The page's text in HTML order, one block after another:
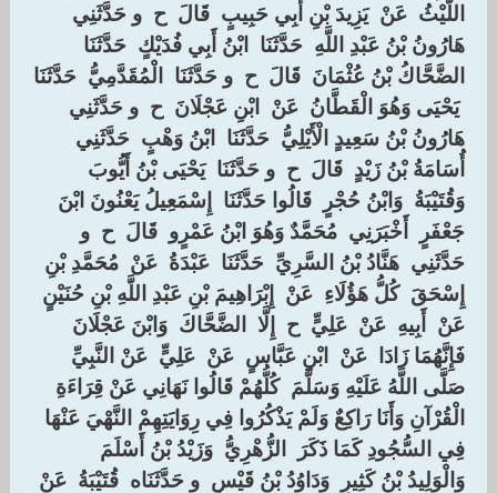
‏اللَّيْثُ ‏ ‏عَنْ ‏ ‏يَزِيدَ بْنِ أَبِي حَبِيبٍ ‏ ‏قَالَ ‏ ‏ح ‏ ‏و حَدَّثَنِي ‏
‏هَارُونُ بْنُ عَبْدِ اللَّهِ ‏ ‏حَدَّثَنَا ‏ ‏ابْنُ أَبِي فُدَيْكٍ ‏ ‏حَدَّثَنَا ‏
‏الضَّحَّاكُ بْنُ عُثْمَانَ ‏ ‏قَالَ ‏ ‏ح ‏ ‏و حَدَّثَنَا ‏ ‏الْمُقَدَّمِيُّ ‏ ‏حَدَّثَنَا
‏ ‏يَحْيَى وَهُوَ الْقَطَّانُ ‏ ‏عَنْ ‏ ‏ابْنِ عَجْلَانَ ‏ ‏ح ‏ ‏و حَدَّثَنِي ‏
‏هَارُونُ بْنُ سَعِيدٍ الْأَيْلِيُّ ‏ ‏حَدَّثَنَا ‏ ‏ابْنُ وَهْبٍ ‏ ‏حَدَّثَنِي ‏
‏أُسَامَةُ بْنُ زَيْدٍ ‏ ‏قَالَ ‏ ‏ح ‏ ‏و حَدَّثَنَا ‏ ‏يَحْيَى بْنُ أَيُّوبَ ‏
‏وَقُتَيْبَةُ ‏ ‏وَابْنُ حُجْرٍ ‏ ‏قَالُوا حَدَّثَنَا ‏ ‏إِسْمَعِيلُ يَعْنُونَ ابْنَ
جَعْفَرٍ ‏ ‏أَخْبَرَنِي ‏ ‏مُحَمَّدٌ وَهُوَ ابْنُ عَمْرٍو ‏ ‏قَالَ ‏ ‏ح ‏ ‏و
حَدَّثَنِي ‏ ‏هَنَّادُ بْنُ السَّرِيِّ ‏ ‏حَدَّثَنَا ‏ ‏عَبْدَةُ ‏ ‏عَنْ ‏ ‏مُحَمَّدِ بْنِ
إِسْحَقَ ‏ ‏كُلُّ هَؤُلَاءِ ‏ ‏عَنْ ‏ ‏إِبْرَاهِيمَ بْنِ عَبْدِ اللَّهِ بْنِ حُنَيْنٍ ‏
‏عَنْ ‏ ‏أَبِيهِ ‏ ‏عَنْ ‏ ‏عَلِيٍّ ‏ ‏ح ‏ ‏إِلَّا ‏ ‏الضَّحَّاكَ ‏ ‏وَابْنَ عَجْلَانَ ‏
‏فَإِنَّهُمَا زَادَا ‏ ‏عَنْ ‏ ‏ابْنِ عَبَّاسٍ ‏ ‏عَنْ ‏ ‏عَلِيٍّ ‏ ‏عَنْ النَّبِيِّ ‏
‏صَلَّى اللَّهُ عَلَيْهِ وَسَلَّمَ ‏ ‏كُلُّهُمْ قَالُوا نَهَانِي عَنْ قِرَاءَةِ
الْقُرْآنِ وَأَنَا رَاكِعٌ وَلَمْ يَذْكُرُوا فِي رِوَايَتِهِمْ النَّهْيَ عَنْهَا
فِي السُّجُودِ كَمَا ذَكَرَ ‏ ‏الزُّهْرِيُّ ‏ ‏وَزَيْدُ بْنُ أَسْلَمَ ‏
‏وَالْوَلِيدُ بْنُ كَثِيرٍ ‏ ‏وَدَاوُدُ بْنُ قَيْسٍ ‏ ‏و حَدَّثَنَاه ‏ ‏قُتَيْبَةُ ‏ ‏عَنْ ‏